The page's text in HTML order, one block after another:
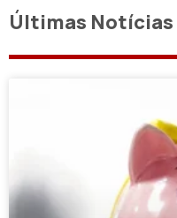
Últimas Notícias